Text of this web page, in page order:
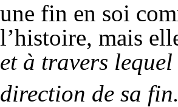
une fin en soi
l’histoire, mais
et à travers
direction de sa